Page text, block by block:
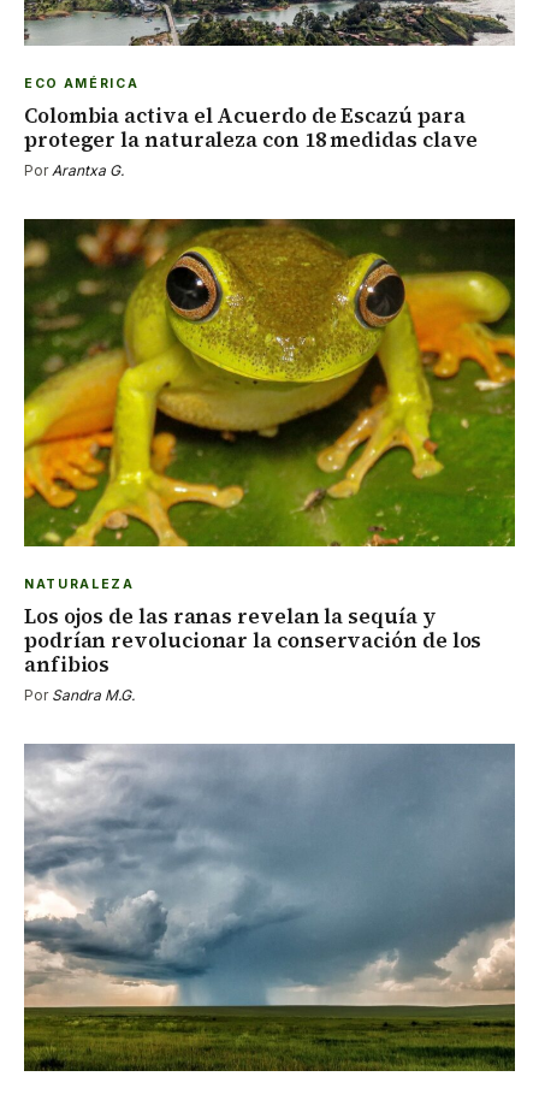
ECO AMÉRICA
Colombia activa el Acuerdo de Escazú para
proteger la naturaleza con 18 medidas clave
PorArantxa G.
NATURALEZA
Los ojos de las ranas revelan la sequía y
podrían revolucionar la conservación de los
anfibios
Por Sandra M.G.